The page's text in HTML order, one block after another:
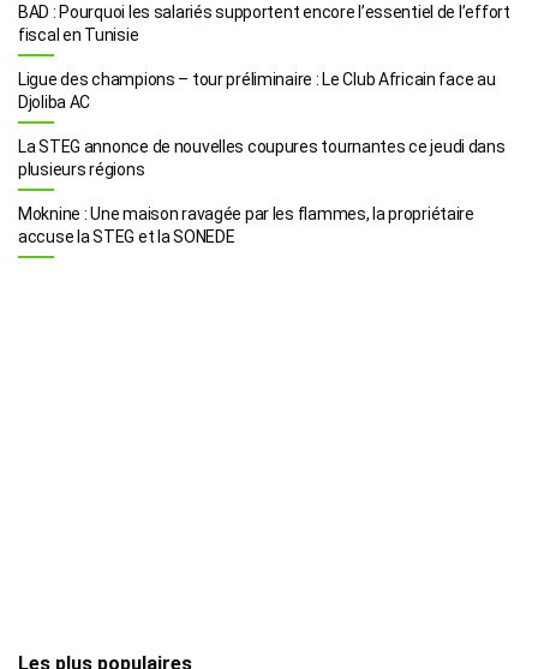
BAD : Pourquoi les salariés supportent encore l’essentiel de l’effort
fiscal en Tunisie
Ligue des champions – tour préliminaire : Le Club Africain face au
Djoliba AC
La STEG annonce de nouvelles coupures tournantes ce jeudi dans
plusieurs régions
Moknine : Une maison ravagée par les flammes, la propriétaire
accuse la STEG et la SONEDE
Les plus populaires